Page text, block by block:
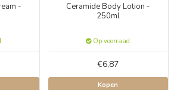
-
Ceramide Body Lotion -
250ml
Op voorraad
€6,87
Kopen